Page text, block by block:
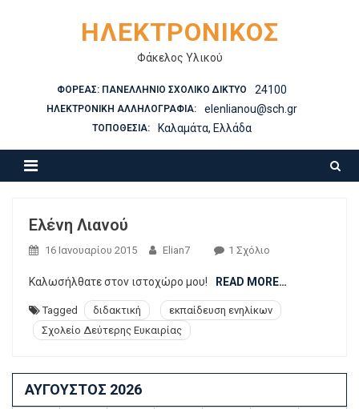
ΗΛΕΚΤΡΟΝΙΚΌΣ
Φάκελος Υλικού
ΦΟΡΈΑΣ: ΠΑΝΕΛΛΉΝΙΟ ΣΧΟΛΙΚΌ ΔΊΚΤΥΟ 24100
ΗΛΕΚΤΡΟΝΙΚΉ ΑΛΛΗΛΟΓΡΑΦΊΑ: elenlianou@sch.gr
ΤΟΠΟΘΕΣΊΑ: Καλαμάτα, Ελλάδα
Ελένη Λιανού
16 Ιανουαρίου 2015 Elian7 1 Σχόλιο
Καλωσήλθατε στον ιστοχώρο μου! READ MORE…
Tagged διδακτική
εκπαίδευση ενηλίκων
Σχολείο Δεύτερης Ευκαιρίας
ΑΎΓΟΥΣΤΟΣ 2026